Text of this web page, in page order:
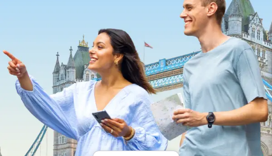
IE
NL
Tickets buchen
Gutscheine bestellen